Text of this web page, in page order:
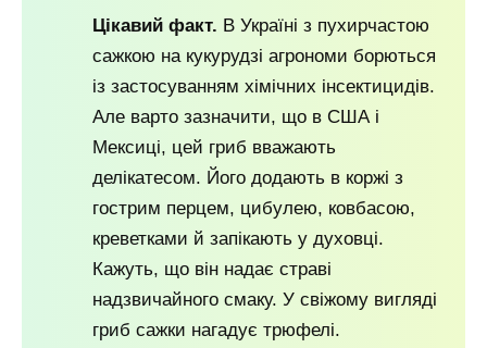
Цікавий факт. В Україні з пухирчастою
сажкою на кукурудзі агрономи борються
із застосуванням хімічних інсектицидів.
Але варто зазначити, що в США і
Мексиці, цей гриб вважають
делікатесом. Його додають в коржі з
гострим перцем, цибулею, ковбасою,
креветками й запікають у духовці.
Кажуть, що він надає страві
надзвичайного смаку. У свіжому вигляді
гриб сажки нагадує трюфелі.